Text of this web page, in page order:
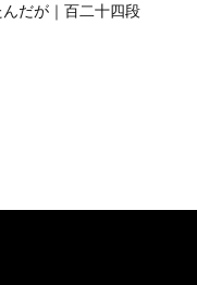
だが｜百二十四段